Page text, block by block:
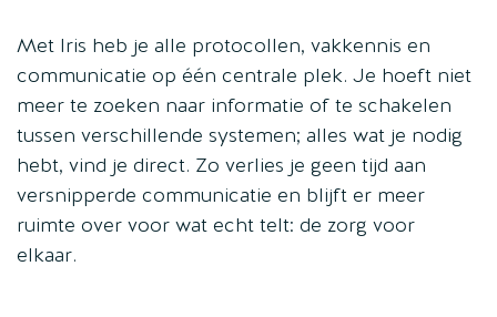
Met Iris heb je alle protocollen, vakkennis en
communicatie op één centrale plek. Je hoeft niet
meer te zoeken naar informatie of te schakelen
tussen verschillende systemen; alles wat je nodig
hebt, vind je direct. Zo verlies je geen tijd aan
versnipperde communicatie en blijft er meer
ruimte over voor wat echt telt: de zorg voor
elkaar.